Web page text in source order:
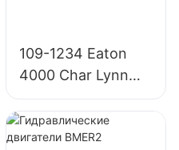
109-1234 Eaton
4000 Char Lynn
4K-310
Гидравлический
двигатель